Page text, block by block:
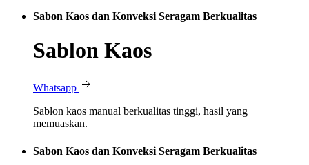
Sabon Kaos dan Konveksi Seragam Berkualitas
Sablon Kaos
Whatsapp
Sablon kaos manual berkualitas tinggi, hasil yang
memuaskan.
Sabon Kaos dan Konveksi Seragam Berkualitas